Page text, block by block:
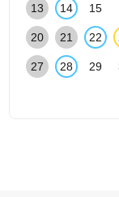
13 14 15
20 21 22
27 28 29